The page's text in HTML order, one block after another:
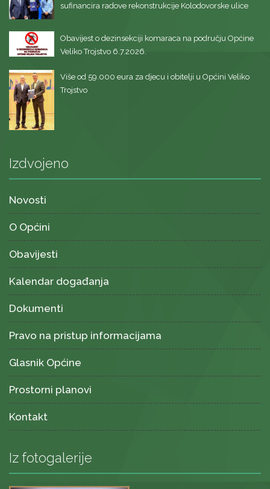
sufinancira radove rekonstrukcije Kolodovorske ulice
Obavijest o dezinsekciji komaraca na području Općine
Veliko Trojstvo 6.7.2026.
Više od 59.000 eura za djecu i obitelji u Općini Veliko
Trojstvo
Izdvojeno
Novosti
O Općini
Obavijesti
Kalendar događanja
Dokumenti
Pravo na pristup informacijama
Glasnik Općine
Prostorni planovi
Kontakt
Iz fotogalerije